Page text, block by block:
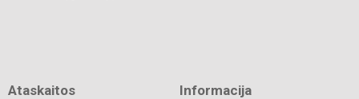
Ataskaitos Informacija